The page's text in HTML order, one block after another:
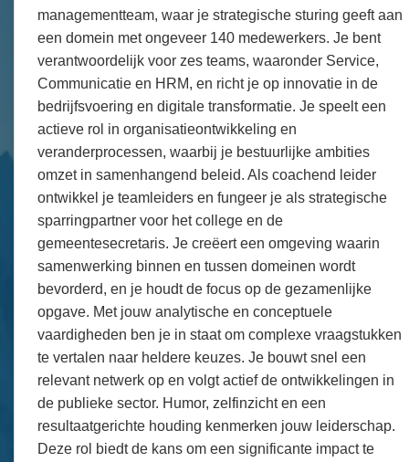
managementteam, waar je strategische sturing geeft aan
een domein met ongeveer 140 medewerkers. Je bent
verantwoordelijk voor zes teams, waaronder Service,
Communicatie en HRM, en richt je op innovatie in de
bedrijfsvoering en digitale transformatie. Je speelt een
actieve rol in organisatieontwikkeling en
veranderprocessen, waarbij je bestuurlijke ambities
omzet in samenhangend beleid. Als coachend leider
ontwikkel je teamleiders en fungeer je als strategische
sparringpartner voor het college en de
gemeentesecretaris. Je creëert een omgeving waarin
samenwerking binnen en tussen domeinen wordt
bevorderd, en je houdt de focus op de gezamenlijke
opgave. Met jouw analytische en conceptuele
vaardigheden ben je in staat om complexe vraagstukken
te vertalen naar heldere keuzes. Je bouwt snel een
relevant netwerk op en volgt actief de ontwikkelingen in
de publieke sector. Humor, zelfinzicht en een
resultaatgerichte houding kenmerken jouw leiderschap.
Deze rol biedt de kans om een significante impact te